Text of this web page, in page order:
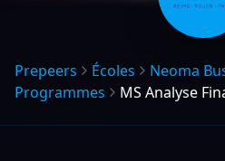
Prepeers Écoles
Neoma
Programmes
MS Analyse